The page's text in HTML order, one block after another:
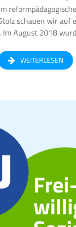
schauen wir auf
Im August 2018
WEITERLESEN